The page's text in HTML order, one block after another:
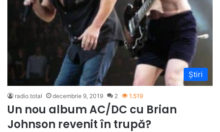
Știri
radio.total decembrie 9, 2019 2 1.519
Un nou album AC/DC cu Brian
Johnson revenit în trupă?